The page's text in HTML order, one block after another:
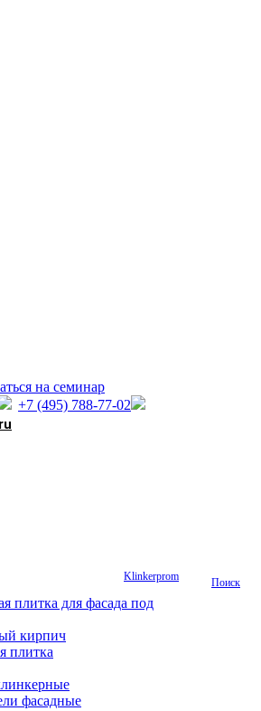
на семинар
+7 (495) 788-77-02
Поиск
Klinkerprom
плитка для фасада под
кирпич
плитка
фасадные